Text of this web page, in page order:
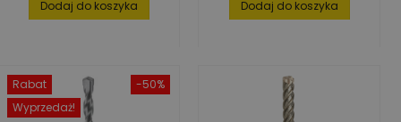
Dodaj do koszyka Dodaj do koszyka
-50%
Rabat
Wyprzedaż!